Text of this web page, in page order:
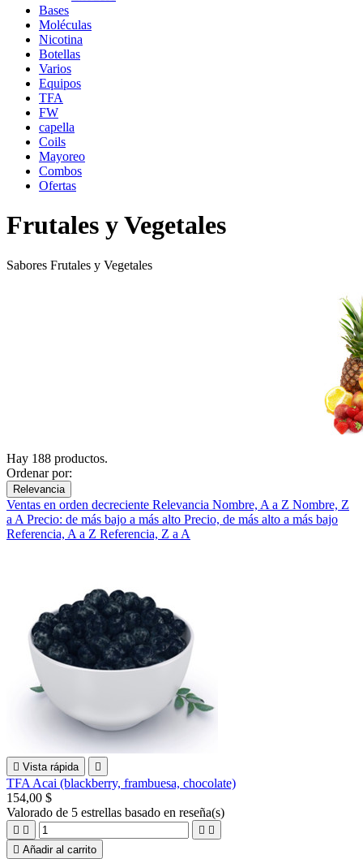
Bases
Moléculas
Nicotina
Botellas
Varios
Equipos
TFA
FW
capella
Coils
Mayoreo
Combos
Ofertas
Frutales y Vegetales
Sabores Frutales y Vegetales
Hay 188 productos.
Ordenar por:
Relevancia
Ventas en orden decreciente Relevancia Nombre, A a Z Nombre, Z
a A Precio: de más bajo a más alto Precio, de más alto a más bajo
Referencia, A a Z Referencia, Z a A
 Vista rápida 
TFA Acai (blackberry, frambuesa, chocolate)
154,00 $
Valorado de 5 estrellas basado en reseña(s)
   
 Añadir al carrito